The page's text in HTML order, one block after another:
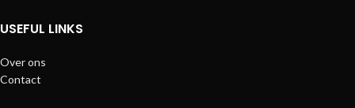
USEFUL LINKS
Over ons
Contact